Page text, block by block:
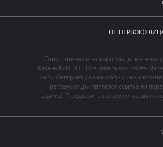
ОТ ПЕРВОГО
Ответственным за информационное
Казань KZN.RU». Все материалы сайта
сети Интернет или на любых иных
ретрансляции является ссылка на
ссылка). Предварительного согласия на